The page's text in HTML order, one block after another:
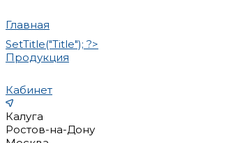
Главная
SetTitle("Title"); ?>
Продукция
Кабинет
Калуга
Ростов-на-Дону